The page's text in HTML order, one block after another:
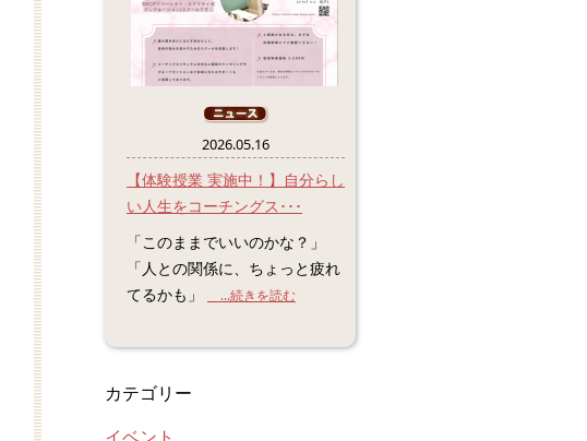
2026.05.16
【体験授業 実施中！】自分らし
い人生をコーチングス･･･
「このままでいいのかな？」
「人との関係に、ちょっと疲れ
てるかも」
...続きを読む
カテゴリー